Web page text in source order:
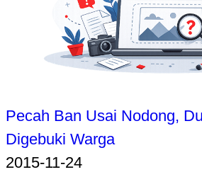
Pecah Ban Usai Nodong,
Digebuki Warga
2015-11-24